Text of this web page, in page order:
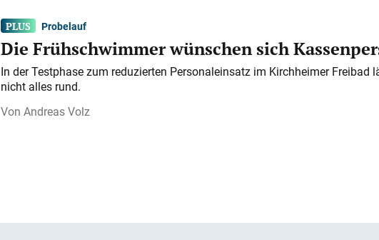
Probelauf
Die Frühschwimmer wünschen sich
In der Testphase zum reduzierten Personaleinsatz im Kirchheimer Freibad
nicht alles rund.
Andreas Volz